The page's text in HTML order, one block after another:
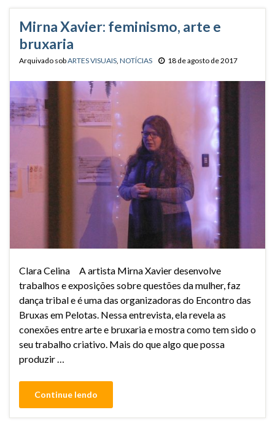
Mirna Xavier: feminismo, arte e
bruxaria
Arquivado sobARTES VISUAIS NOTÍCIAS 18 de agosto de 2017
Clara Celina A artista Mirna Xavier desenvolve
trabalhos e exposições sobre questões da mulher, faz
dança tribal e é uma das organizadoras do Encontro das
Bruxas em Pelotas. Nessa entrevista, ela revela as
conexões entre arte e bruxaria e mostra como tem sido o
seu trabalho criativo. Mais do que algo que possa
produzir …
Continue lendo